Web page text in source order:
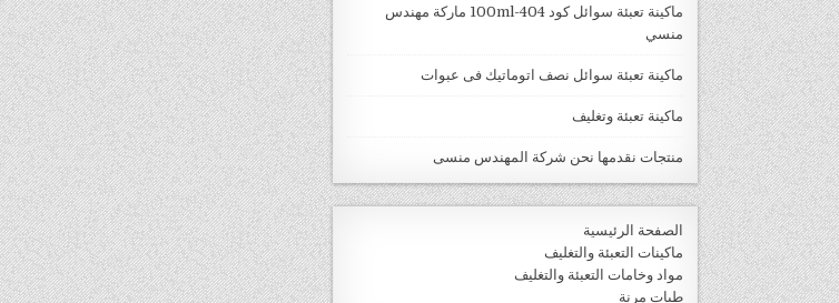
ماكينة تعبئة سوائل كود 404-100ml ماركة مهندس
منسي
ماكينة تعبئة سوائل نصف اتوماتيك فى عبوات
ماكينة تعبئة وتغليف
منتجات نقدمها نحن شركة المهندس منسى
الصفحة الرئيسية
ماكينات التعبئة والتغليف
مواد وخامات التعبئة والتغليف
طبات مرنة